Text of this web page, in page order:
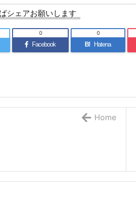
シェアお願いします
Facebook
0
B! Hatena
0
Home